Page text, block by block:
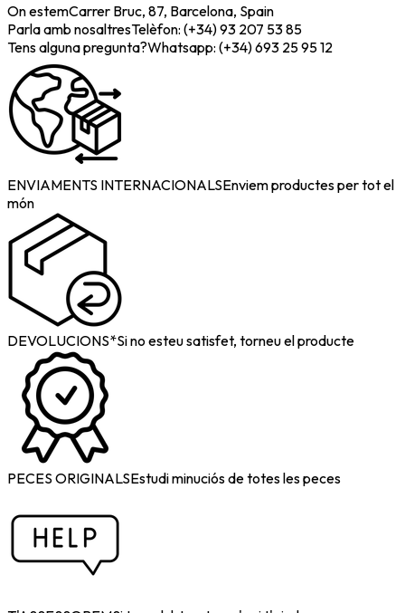
On estemCarrer Bruc, 87, Barcelona, Spain
Parla amb nosaltresTelèfon: (+34) 93 207 53 85
Tens alguna pregunta?Whatsapp: (+34) 693 25 95 12
ENVIAMENTS INTERNACIONALSEnviem productes per tot el
món
DEVOLUCIONS*Si no esteu satisfet, torneu el producte
PECES ORIGINALSEstudi minuciós de totes les peces